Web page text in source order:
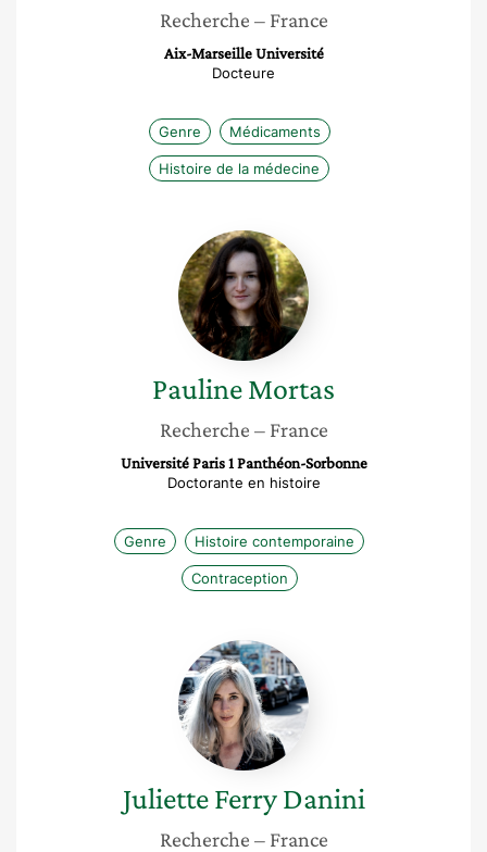
Recherche – France
Aix-Marseille Université
Docteure
Genre Médicaments
Histoire de la médecine
Pauline
Mortas
PaulineMortas
Recherche – France
Université Paris 1 Panthéon-Sorbonne
Doctorante en histoire
Genre Histoire contemporaine
Contraception
Juliette
Ferry
Danini
Juliette Ferry Danini
Recherche – France